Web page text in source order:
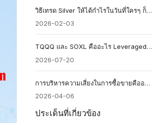
วิธีเทรด Silver ให้ได้กำไรในวันที่ใครๆ ก็รุมซื้อแต่ทอง
2026-02-03
TQQQ และ SOXL คืออะไร Leveraged ETF 3 เท่า เสี่ยงแค่ไหน
2026-07-20
การบริหารความเสี่ยงในการซื้อขายคืออะไร?
2026-04-06
ประเด็นที่เกี่ยวข้อง